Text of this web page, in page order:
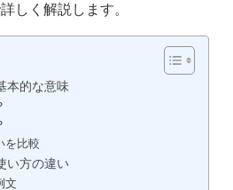
しく解説します。
本的な意味
を比較
い方の違い
文